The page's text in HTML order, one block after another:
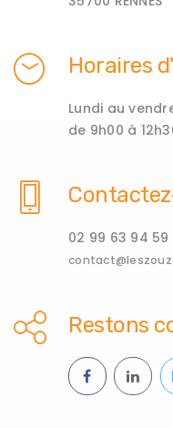
Horaires
Lundi au
de 9h00 à
02 99 63 94 59
Restons